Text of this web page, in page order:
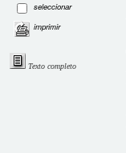
seleccionar
imprimir
Texto completo